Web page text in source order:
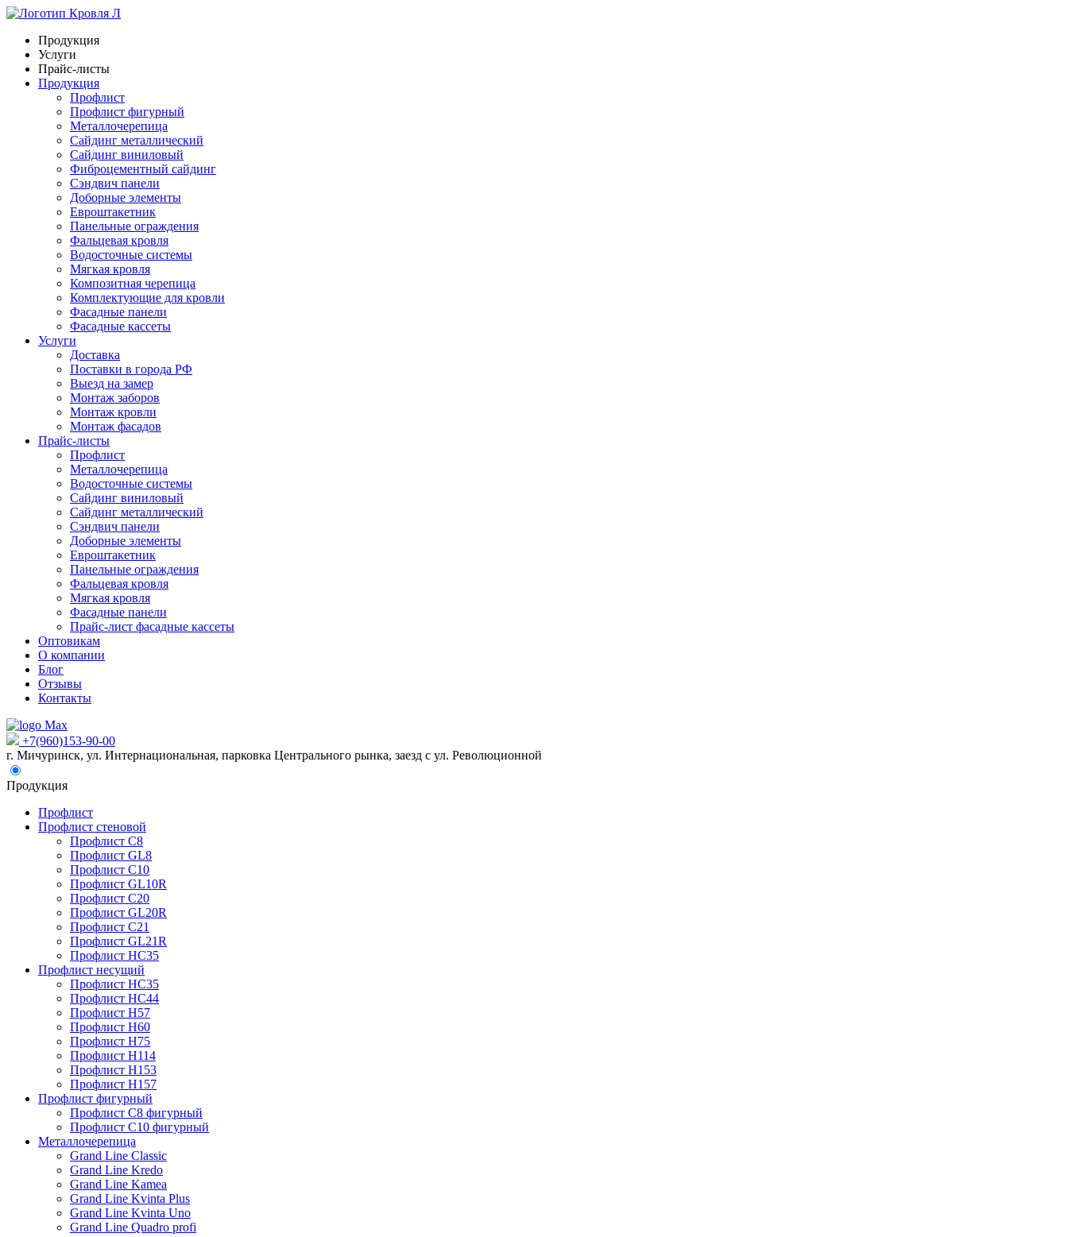
Продукция
Услуги
Прайс-листы
Продукция
Профлист
Профлист фигурный
Металлочерепица
Сайдинг металлический
Сайдинг виниловый
Фиброцементный сайдинг
Сэндвич панели
Доборные элементы
Евроштакетник
Панельные ограждения
Фальцевая кровля
Водосточные системы
Мягкая кровля
Композитная черепица
Комплектующие для кровли
Фасадные панели
Фасадные кассеты
Услуги
Доставка
Поставки в города РФ
Выезд на замер
Монтаж заборов
Монтаж кровли
Монтаж фасадов
Прайс-листы
Профлист
Металлочерепица
Водосточные системы
Сайдинг виниловый
Сайдинг металлический
Сэндвич панели
Доборные элементы
Евроштакетник
Панельные ограждения
Фальцевая кровля
Мягкая кровля
Фасадные панели
Прайс-лист фасадные кассеты
Оптовикам
О компании
Блог
Отзывы
Контакты
+7(960)153-90-00
г. Мичуринск, ул. Интернациональная, парковка Центрального рынка, заезд с ул. Революционной
Продукция
Профлист
Профлист стеновой
Профлист С8
Профлист GL8
Профлист С10
Профлист GL10R
Профлист С20
Профлист GL20R
Профлист С21
Профлист GL21R
Профлист НС35
Профлист несущий
Профлист НС35
Профлист НС44
Профлист Н57
Профлист Н60
Профлист Н75
Профлист Н114
Профлист Н153
Профлист Н157
Профлист фигурный
Профлист С8 фигурный
Профлист С10 фигурный
Металлочерепица
Grand Line Classic
Grand Line Kredo
Grand Line Kamea
Grand Line Kvinta Plus
Grand Line Kvinta Uno
Grand Line Quadro profi